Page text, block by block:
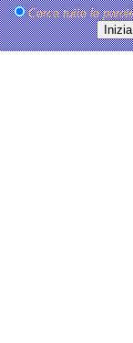
Cerca tutte le